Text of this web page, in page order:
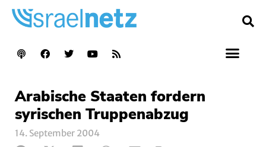
Arabische Staaten fordern
syrischen Truppenabzug
14. September 2004